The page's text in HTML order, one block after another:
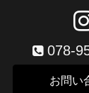
078-
お問い